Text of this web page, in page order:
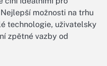
možnosti na trhu
technologie, uživatelsky
zpětné vazby od